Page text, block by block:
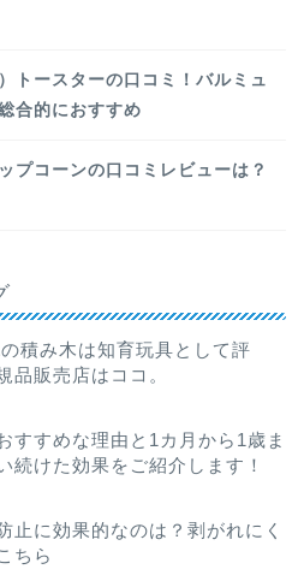
トースターの口コミ！バルミュ
合的におすすめ
プコーンの口コミレビューは？
積み木は知育玩具として評
品販売店はココ。
すすめな理由と1カ月から1歳ま
続けた効果をご紹介します！
止に効果的なのは？剥がれにく
ちら